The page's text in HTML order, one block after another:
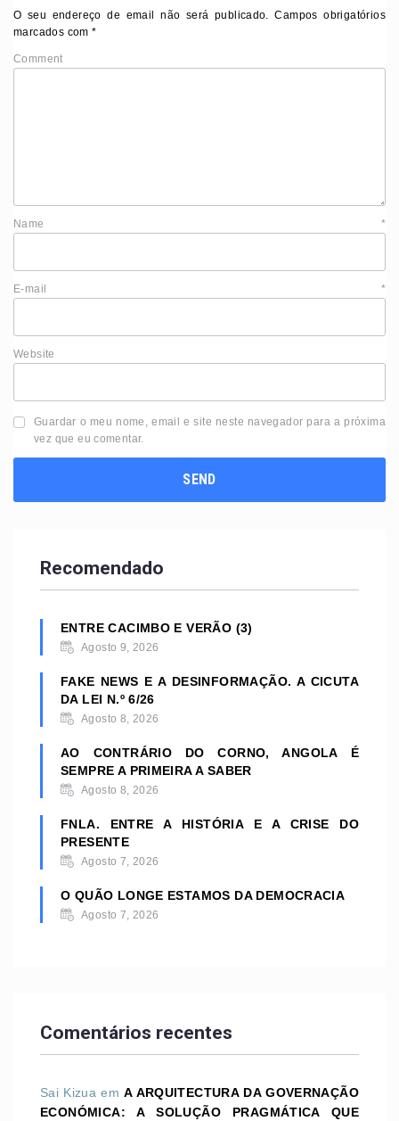
O seu endereço de email não será publicado. Campos obrigatórios
marcados com*
Comment
Name *
E-mail *
Website
Guardar o meu nome, email e site neste navegador para a próxima
vez que eu comentar.
Recomendado
ENTRE CACIMBO E VERÃO (3)
Agosto 9, 2026
FAKE NEWS E A DESINFORMAÇÃO. A CICUTA
DA LEI N.º 6/26
Agosto 8, 2026
AO CONTRÁRIO DO CORNO, ANGOLA É
SEMPRE A PRIMEIRA A SABER
Agosto 8, 2026
FNLA. ENTRE A HISTÓRIA E A CRISE DO
PRESENTE
Agosto 7, 2026
O QUÃO LONGE ESTAMOS DA DEMOCRACIA
Agosto 7, 2026
Comentários recentes
Sai Kizua emA ARQUITECTURA DA GOVERNAÇÃO
ECONÓMICA: A SOLUÇÃO PRAGMÁTICA QUE